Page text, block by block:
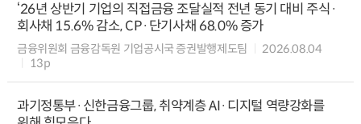
‘26년 상반기 기업의 직접금융 조달실적 전년 동기 대비 주식·
회사채 15.6% 감소, CP·단기사채 68.0% 증가
금융위원회 금융감독원 기업공시국 증권발행제도팀
2026.08.04
13p
과기정통부·신한금융그룹, 취약계층 AI·디지털 역량강화를